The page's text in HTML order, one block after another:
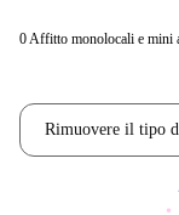
0Affitto monolocali e mini
Rimuovere il tipo